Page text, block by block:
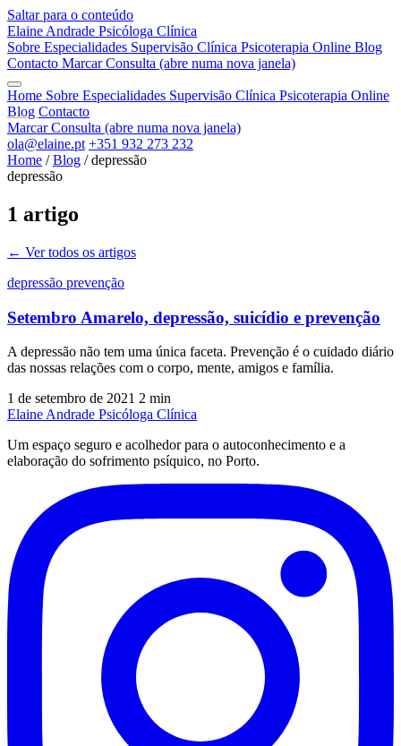
Saltar para o conteúdo
Elaine Andrade Psicóloga Clínica
Sobre Especialidades Supervisão Clínica Psicoterapia Online Blog
Contacto Marcar Consulta (abre numa nova janela)
Home Sobre Especialidades Supervisão Clínica Psicoterapia Online
Blog Contacto
Marcar Consulta (abre numa nova janela)
ola@elaine.pt +351 932 273 232
Home / Blog / depressão
depressão
1 artigo
← Ver todos os artigos
depressão prevenção
Setembro Amarelo, depressão, suicídio e prevenção
A depressão não tem uma única faceta. Prevenção é o cuidado diário
das nossas relações com o corpo, mente, amigos e família.
1 de setembro de 2021 2 min
Elaine Andrade Psicóloga Clínica
Um espaço seguro e acolhedor para o autoconhecimento e a
elaboração do sofrimento psíquico, no Porto.